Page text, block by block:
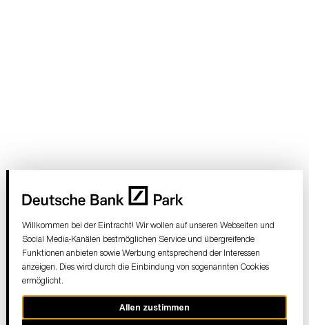
Willkommen bei der Eintracht! Wir wollen auf unseren Webseiten und
Social Media-Kanälen bestmöglichen Service und übergreifende
Funktionen anbieten sowie Werbung entsprechend der Interessen
anzeigen. Dies wird durch die Einbindung von sogenannten Cookies
ermöglicht.
Allen zustimmen